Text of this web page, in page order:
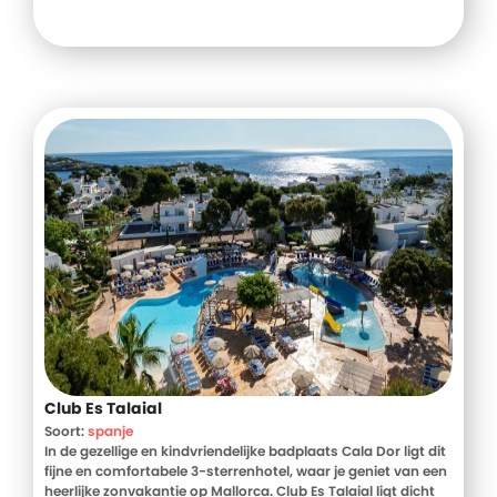
Club Es Talaial
Soort:spanje
In de gezellige en kindvriendelijke badplaats Cala Dor ligt dit
fijne en comfortabele 3-sterrenhotel, waar je geniet van een
heerlijke zonvakantie op Mallorca. Club Es Talaial ligt dicht